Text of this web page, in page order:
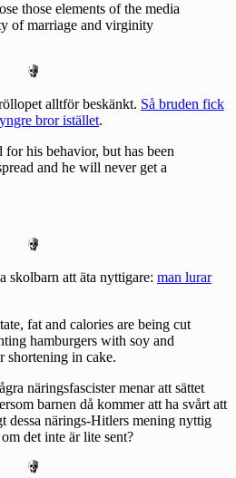
those elements of the media
of marriage and virginity
alltför beskänkt. Så bruden fick
bror istället.
his behavior, but has been
and he will never get a
skolbarn att äta nyttigare: man lurar
fat and calories are being cut
hamburgers with soy and
shortening in cake.
näringsfascister menar att sättet
barnen då kommer att ha svårt att
dessa närings-Hitlers mening nyttig
det inte är lite sent?